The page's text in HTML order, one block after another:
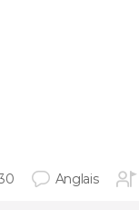
Anglais